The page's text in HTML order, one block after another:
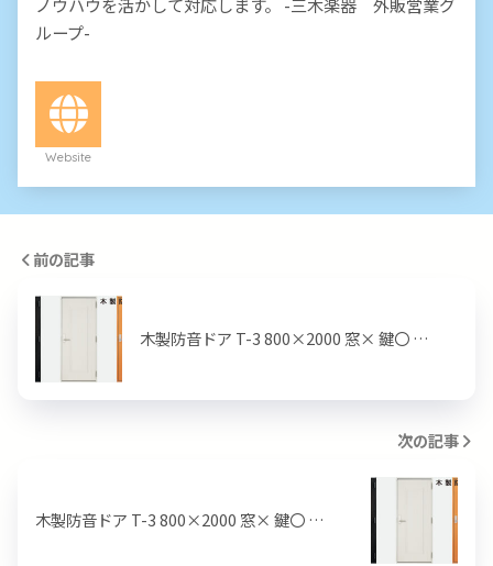
ループ-
Website
前の記事
木製防音ドア T-3 800×2000 窓× 鍵〇 …
次の記事
木製防音ドア T-3 800×2000 窓× 鍵〇 …